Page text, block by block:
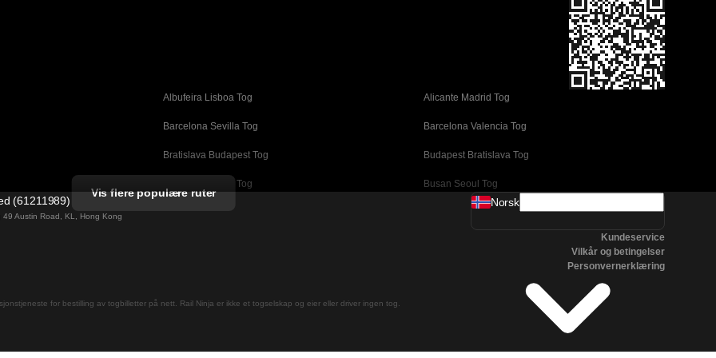
Albufeira Lisboa Tog Alicante Madrid Tog
Barcelona Sevilla Tog Barcelona Valencia Tog
Bratislava Budapest Tog Budapest Bratislava Tog
Busan Cheonan Tog Busan Seoul Tog
Firenze Roma Tog
Vis flere populære ruter
(61211989)
49 Austin Road, KL, Hong Kong
for bestilling av togbilletter på nett. Rail Ninja er ikke et togselskap og eier eller driver ingen tog.
Norsk
Kundeservice
Vilkår og betingelser
Personvernerklæring